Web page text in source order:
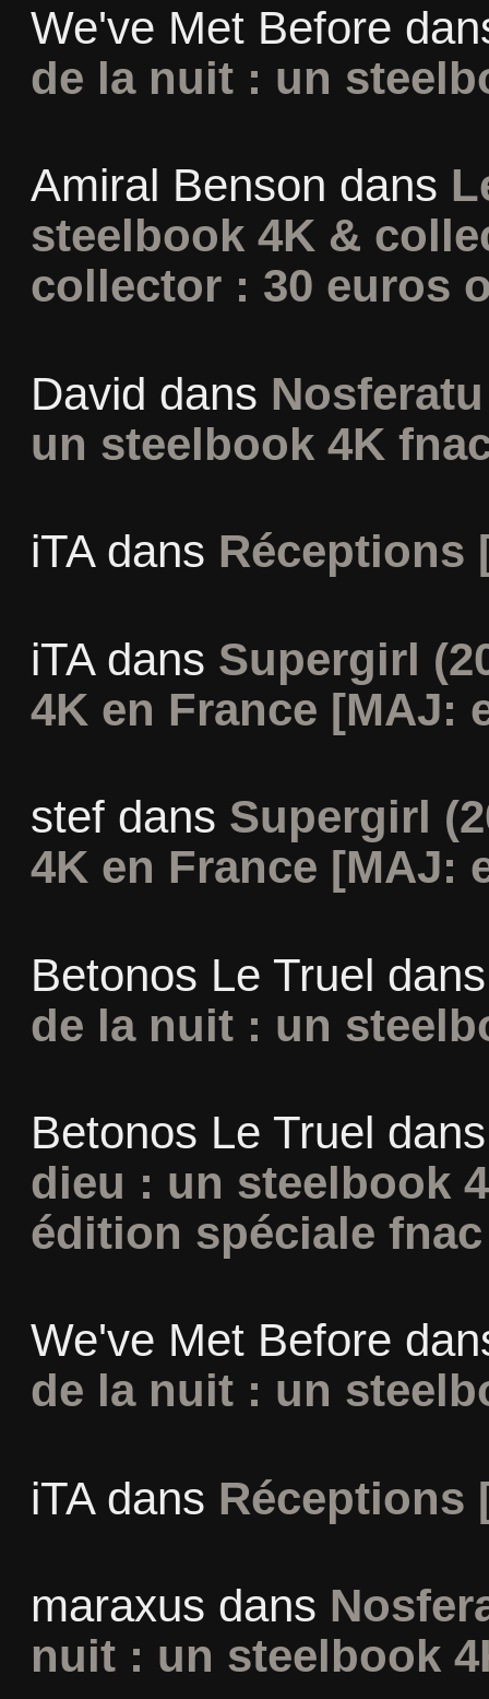
We've Met Before
de la nuit : un
Amiral Benson dans
steelbook 4K &
collector : 30 euros
David dans
un steelbook 4K
iTAdans Réceptions
iTAdans Supergirl
4K en France [MAJ:
stefdans Supergirl
4K en France [MAJ:
Betonos Le Truel
de la nuit : un
Betonos Le Truel
dieu : un steelbook
édition spéciale
We've Met Before
de la nuit : un
iTAdans Réceptions
maraxus dans
nuit : un steelbook